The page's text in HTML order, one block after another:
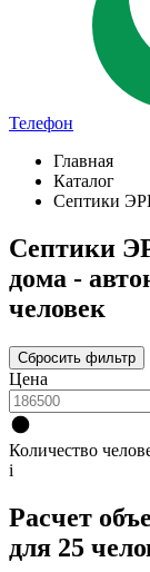
Телефон
Главная
Каталог
Септики
Септики
дома -
человек
Сбросить фильтр
Цена
Количество
i
Расчет
для 25